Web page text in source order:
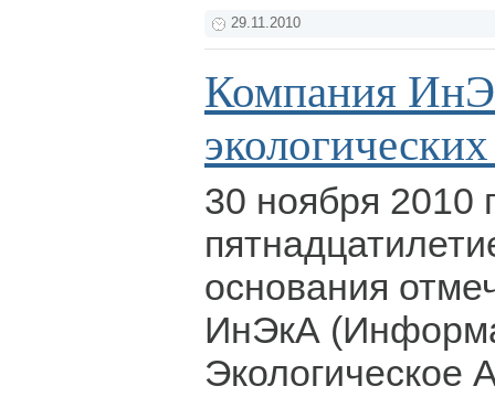
29.11.2010
Компания
30 ноября 2010
основания
ИнЭкА
Экологическое